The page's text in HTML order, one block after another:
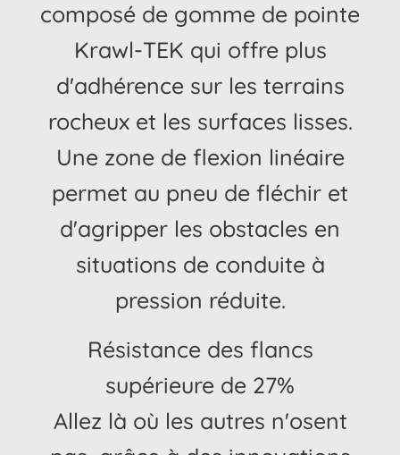
composé de gomme de pointe
Krawl-TEK qui offre plus
d'adhérence sur les terrains
rocheux et les surfaces lisses.
Une zone de flexion linéaire
permet au pneu de fléchir et
d'agripper les obstacles en
situations de conduite à
pression réduite.
Résistance des flancs
supérieure de 27%
Allez là où les autres n'osent